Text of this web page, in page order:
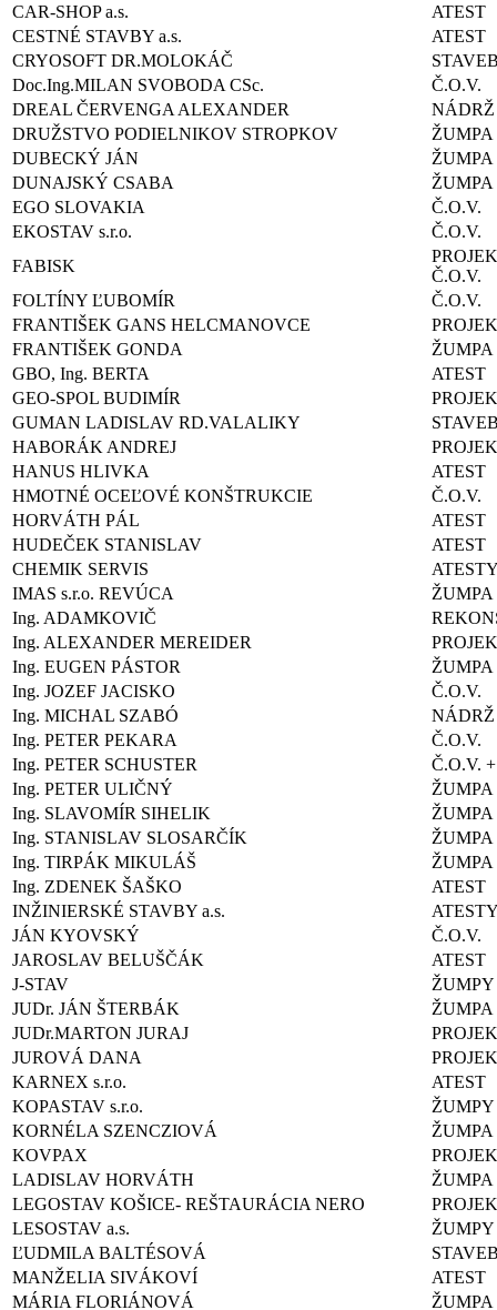
CAR-SHOP a.s.
ATEST
CESTNÉ STAVBY a.s.
ATEST
CRYOSOFT DR.MOLOKÁČ
Doc.Ing.MILAN SVOBODA CSc.
Č.O.V.
DREAL ČERVENGA ALEXANDER
NÁDRŽ
DRUŽSTVO PODIELNIKOV STROPKOV
ŽUMPA
DUBECKÝ JÁN
ŽUMPA
DUNAJSKÝ CSABA
ŽUMPA
EGO SLOVAKIA
Č.O.V.
EKOSTAV s.r.o.
Č.O.V.
FABISK
Č.O.V.
FOLTÍNY ĽUBOMÍR
Č.O.V.
FRANTIŠEK GANS HELCMANOVCE
FRANTIŠEK GONDA
ŽUMPA
GBO, Ing. BERTA
ATEST
GEO-SPOL BUDIMÍR
GUMAN LADISLAV RD.VALALIKY
HABORÁK ANDREJ
HANUS HLIVKA
ATEST
HMOTNÉ OCEĽOVÉ KONŠTRUKCIE
Č.O.V.
HORVÁTH PÁL
ATEST
HUDEČEK STANISLAV
ATEST
CHEMIK SERVIS
IMAS s.r.o. REVÚCA
ŽUMPA
Ing. ADAMKOVIČ
Ing. ALEXANDER MEREIDER
Ing. EUGEN PÁSTOR
ŽUMPA
Ing. JOZEF JACISKO
Č.O.V.
Ing. MICHAL SZABÓ
NÁDRŽ
Ing. PETER PEKARA
Č.O.V.
Ing. PETER SCHUSTER
Č.O.V.
Ing. PETER ULIČNÝ
ŽUMPA
Ing. SLAVOMÍR SIHELIK
ŽUMPA
Ing. STANISLAV SLOSARČÍK
ŽUMPA
Ing. TIRPÁK MIKULÁŠ
ŽUMPA
Ing. ZDENEK ŠAŠKO
ATEST
INŽINIERSKÉ STAVBY a.s.
JÁN KYOVSKÝ
Č.O.V.
JAROSLAV BELUŠČÁK
ATEST
J-STAV
ŽUMPY
JUDr. JÁN ŠTERBÁK
ŽUMPA
JUDr.MARTON JURAJ
JUROVÁ DANA
KARNEX s.r.o.
ATEST
KOPASTAV s.r.o.
KORNÉLA SZENCZIOVÁ
ŽUMPA
KOVPAX
LADISLAV HORVÁTH
ŽUMPA
LEGOSTAV KOŠICE- REŠTAURÁCIA NERO
LESOSTAV a.s.
ŽUMPY
ĽUDMILA BALTÉSOVÁ
MANŽELIA SIVÁKOVÍ
ATEST
MÁRIA FLORIÁNOVÁ
ŽUMPA